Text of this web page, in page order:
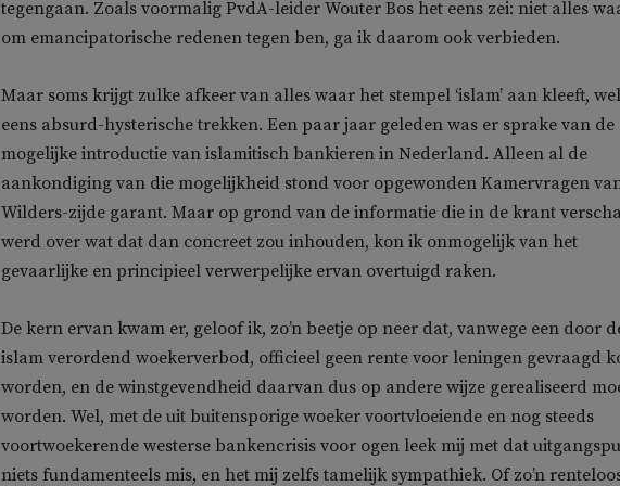
tegengaan. Zoals voormalig PvdA-leider Wouter Bos het eens zei: niet alles
om emancipatorische redenen tegen ben, ga ik daarom ook verbieden.
Maar soms krijgt zulke afkeer van alles waar het stempel ‘islam’ aan kleeft, wel
eens absurd-hysterische trekken. Een paar jaar geleden was er sprake van de
mogelijke introductie van islamitisch bankieren in Nederland. Alleen al de
aankondiging van die mogelijkheid stond voor opgewonden Kamervragen
Wilders-zijde garant. Maar op grond van de informatie die in de krant
werd over wat dat dan concreet zou inhouden, kon ik onmogelijk van het
gevaarlijke en principieel verwerpelijke ervan overtuigd raken.
De kern ervan kwam er, geloof ik, zo’n beetje op neer dat, vanwege een door
islam verordend woekerverbod, officieel geen rente voor leningen gevraagd
worden, en de winstgevendheid daarvan dus op andere wijze gerealiseerd
worden. Wel, met de uit buitensporige woeker voortvloeiende en nog steeds
voortwoekerende westerse bankencrisis voor ogen leek mij met dat
niets fundamenteels mis, en het mij zelfs tamelijk sympathiek. Of zo’n